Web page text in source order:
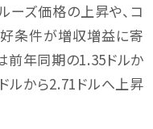
ズ価格の上昇や、コ
条件が増収増益に寄
前年同期の1.35ドルか
ルから2.71ドルへ上昇